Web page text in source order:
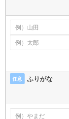
任意 ふりがな